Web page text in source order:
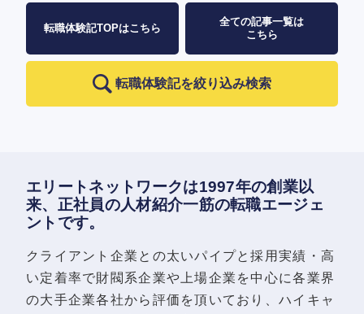
転職体験記TOPはこちら
転職体験記を絞り込み検索
全ての記事一覧は
こちら
エリートネットワークは1997年の創業以
来、正社員の人材紹介一筋の転職エージェ
ントです。
クライアント企業との太いパイプと採用実績・高
い定着率で財閥系企業や上場企業を中心に各業界
の大手企業各社から評価を頂いており、ハイキャ